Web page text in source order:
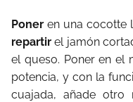
Poner en una cocotte
repartirel jamón
el queso. Poner en el
potencia, y con la
cuajada, añade